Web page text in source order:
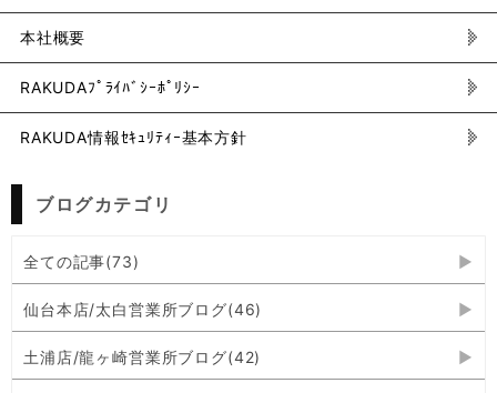
本社概要
RAKUDAﾌﾟﾗｲﾊﾞｼｰﾎﾟﾘｼｰ
RAKUDA情報ｾｷｭﾘﾃｨｰ基本方針
ブログカテゴリ
全ての記事(73)
仙台本店/太白営業所ブログ(46)
土浦店/龍ヶ崎営業所ブログ(42)